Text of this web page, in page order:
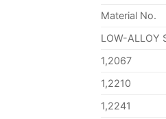
Material No.
LOW-ALLOY
1,2067
1,2210
1,2241